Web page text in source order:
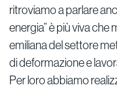
ritroviamo a parlare
energia” è più viva che
emiliana del settore
di deformazione e
Per loro abbiamo